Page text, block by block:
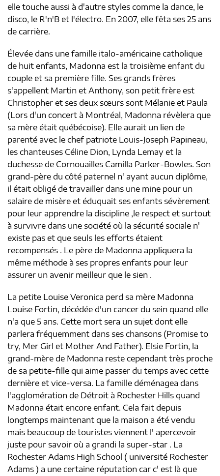
elle touche aussi à d'autre styles comme la dance, le
disco, le R'n'B et l'électro. En 2007, elle fêta ses 25 ans
de carrière.
Élevée dans une famille italo-américaine catholique
de huit enfants, Madonna est la troisième enfant du
couple et sa première fille. Ses grands frères
s'appellent Martin et Anthony, son petit frère est
Christopher et ses deux sœurs sont Mélanie et Paula
(Lors d'un concert à Montréal, Ma­donna révèlera que
sa mère était québécoise). Elle aurait un lien de
parenté avec le chef patriote Louis-Joseph Papineau,
les chanteuses Céline Dion, Lynda Lemay et la
duchesse de Cornouailles Camilla Parker-Bowles. Son
grand-père du côté paternel n' ayant aucun diplôme,
il était obligé de travailler dans une mine pour un
salaire de misère et éduquait ses enfants sévèrement
pour leur apprendre la discipline ,le respect et surtout
à survivre dans une société où la sécurité sociale n'
existe pas et que seuls les efforts étaient
recompensés . Le père de Madonna appliquera la
même méthode à ses propres enfants pour leur
assurer un avenir meilleur que le sien .
La petite Louise Veronica perd sa mère Madonna
Louise Fortin, décédée d'un cancer du sein quand elle
n'a que 5 ans. Cette mort sera un sujet dont elle
parlera fréquemment dans ses chansons (Promise to
try, Mer Girl et Mother And Father). Elsie Fortin, la
grand-mère de Madonna reste cependant très proche
de sa petite-fille qui aime passer du temps avec cette
dernière et vice-versa. La famille déménagea dans
l'agglomération de Détroit à Rochester Hills quand
Madonna était encore enfant. Cela fait depuis
longtemps maintenant que la maison a été vendu
mais beaucoup de touristes viennent l' apercevoir
juste pour savoir où a grandi la super-star . La
Rochester Adams High School ( université Rochester
Adams ) a une certaine réputation car c' est là que